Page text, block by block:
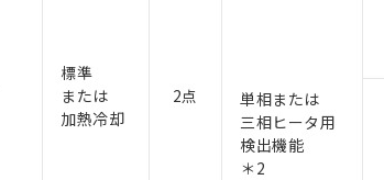
標準
または
加熱冷却
2点
単相または
三相ヒータ用
検出機能
＊2